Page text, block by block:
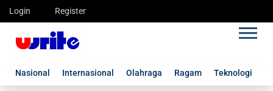
Login Register
Nasional Internasional Olahraga Ragam Teknologi